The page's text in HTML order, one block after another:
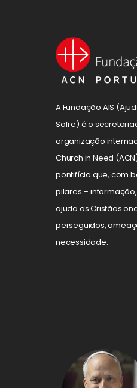
A Fundação AIS
Sofre) é o
organização
Church in Need
pontifícia que, com
pilares –
ajuda os Cristãos
perseguidos,
necessidade.